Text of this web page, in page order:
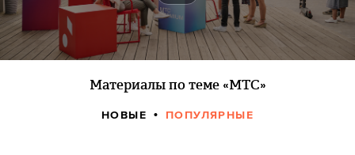
Материалы по теме «МТС»
НОВЫЕ ПОПУЛЯРНЫЕ